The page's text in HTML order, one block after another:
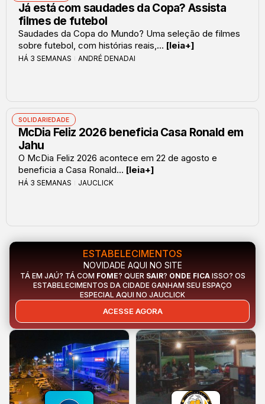
Já está com saudades da Copa? Assista
filmes de futebol
Saudades da Copa do Mundo? Uma seleção de filmes
sobre futebol, com histórias reais,... [leia+]
HÁ 3 SEMANAS ANDRÉ DENADAI
SOLIDARIEDADE
McDia Feliz 2026 beneficia Casa Ronald em
Jahu
O McDia Feliz 2026 acontece em 22 de agosto e
beneficia a Casa Ronald... [leia+]
HÁ 3 SEMANAS JAUCLICK
ESTABELECIMENTOS
NOVIDADE AQUI NO SITE
TÁ EM JAÚ? TÁ COM FOME? QUER SAIR? ONDE FICAISSO? OS
ESTABELECIMENTOS DA CIDADE GANHAM SEU ESPAÇO
ESPECIAL AQUI NO JAUCLICK
ACESSE AGORA